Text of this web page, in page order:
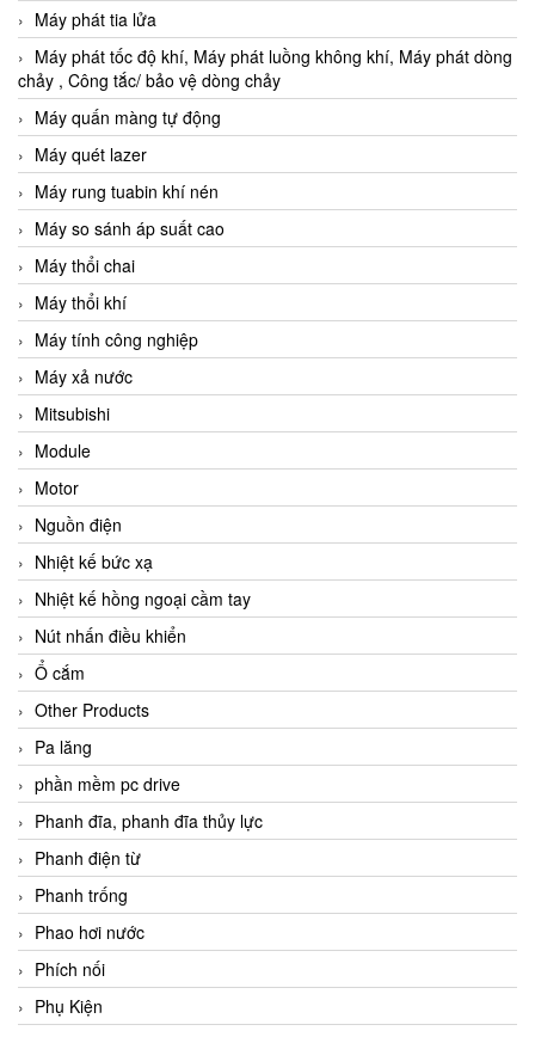
Máy phát tia lửa
Máy phát tốc độ khí, Máy phát luồng không khí, Máy phát dòng
chảy , Công tắc/ bảo vệ dòng chảy
Máy quấn màng tự động
Máy quét lazer
Máy rung tuabin khí nén
Máy so sánh áp suất cao
Máy thổi chai
Máy thổi khí
Máy tính công nghiệp
Máy xả nước
Mitsubishi
Module
Motor
Nguồn điện
Nhiệt kế bức xạ
Nhiệt kế hồng ngoại cầm tay
Nút nhấn điều khiển
Ổ cắm
Other Products
Pa lăng
phần mềm pc drive
Phanh đĩa, phanh đĩa thủy lực
Phanh điện từ
Phanh trống
Phao hơi nước
Phích nối
Phụ Kiện